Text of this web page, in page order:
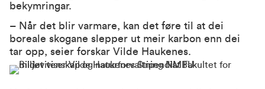
bekymringar.
– Når det blir varmare, kan det føre til at dei
boreale skogane slepper ut meir karbon enn dei
tar opp, seier forskar Vilde Haukenes.